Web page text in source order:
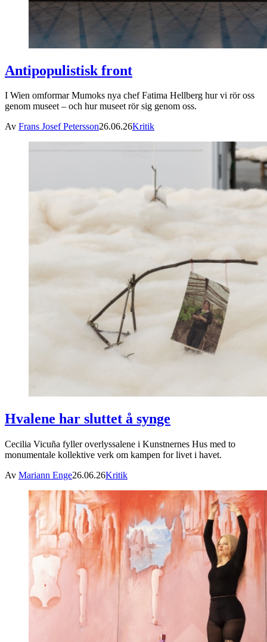
Antipopulistisk front
I Wien omformar Mumoks nya chef Fatima Hellberg hur vi rör oss
genom museet – och hur museet rör sig genom oss.
Av Frans Josef Petersson26.06.26Kritik
Hvalene har sluttet å synge
Cecilia Vicuña fyller overlyssalene i Kunstnernes Hus med to
monumentale kollektive verk om kampen for livet i havet.
Av Mariann Enge26.06.26Kritik